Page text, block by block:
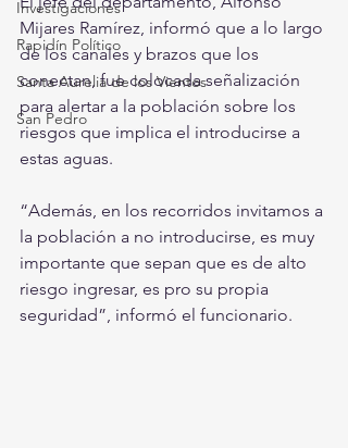
Investigaciones
Rapidín Político
Santa Aurelia de los Vientos
San Pedro
Mijares Ramírez, informó que a lo largo
de los canales y brazos que los
conectan, fue colocada señalización
para alertar a la población sobre los
riesgos que implica el introducirse a
estas aguas.
“Además, en los recorridos invitamos a
la población a no introducirse, es muy
importante que sepan que es de alto
riesgo ingresar, es pro su propia
seguridad”, informó el funcionario.